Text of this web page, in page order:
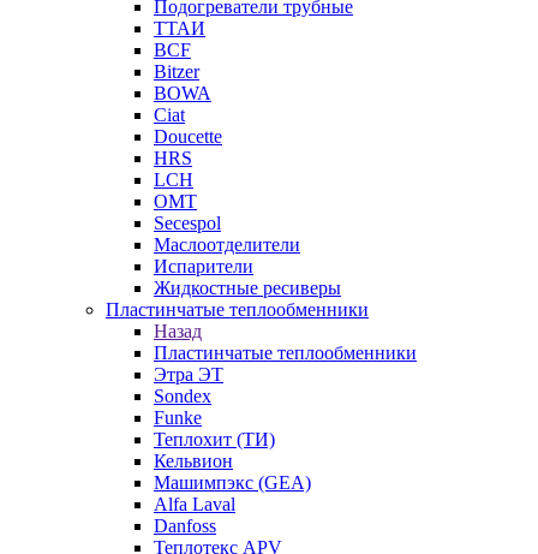
Подогреватели трубные
ТТАИ
BCF
Bitzer
BOWA
Ciat
Doucette
HRS
LCH
OMT
Secespol
Маслоотделители
Испарители
Жидкостные ресиверы
Пластинчатые теплообменники
Назад
Пластинчатые теплообменники
Этра ЭТ
Sondex
Funke
Теплохит (ТИ)
Кельвион
Машимпэкс (GEA)
Alfa Laval
Danfoss
Теплотекс APV